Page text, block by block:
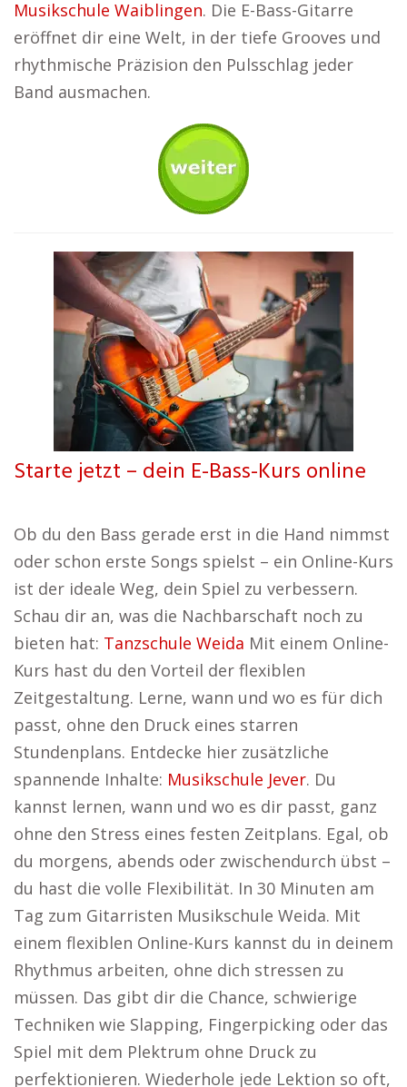
Musikschule Waiblingen. Die E-Bass-Gitarre
eröffnet dir eine Welt, in der tiefe Grooves und
rhythmische Präzision den Pulsschlag jeder
Band ausmachen.
Starte jetzt – dein E-Bass-Kurs online
Ob du den Bass gerade erst in die Hand nimmst
oder schon erste Songs spielst – ein Online-Kurs
ist der ideale Weg, dein Spiel zu verbessern.
Schau dir an, was die Nachbarschaft noch zu
bieten hat: Tanzschule Weida Mit einem Online-
Kurs hast du den Vorteil der flexiblen
Zeitgestaltung. Lerne, wann und wo es für dich
passt, ohne den Druck eines starren
Stundenplans. Entdecke hier zusätzliche
spannende Inhalte: Musikschule Jever. Du
kannst lernen, wann und wo es dir passt, ganz
ohne den Stress eines festen Zeitplans. Egal, ob
du morgens, abends oder zwischendurch übst –
du hast die volle Flexibilität. In 30 Minuten am
Tag zum Gitarristen Musikschule Weida. Mit
einem flexiblen Online-Kurs kannst du in deinem
Rhythmus arbeiten, ohne dich stressen zu
müssen. Das gibt dir die Chance, schwierige
Techniken wie Slapping, Fingerpicking oder das
Spiel mit dem Plektrum ohne Druck zu
perfektionieren. Wiederhole jede Lektion so oft,